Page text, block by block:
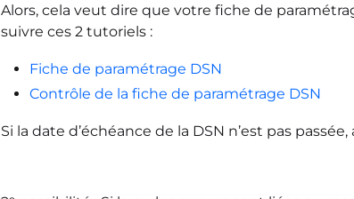
Alors, cela veut dire que votre fiche de
suivre ces 2 tutoriels :
Fiche de paramétrage DSN
Contrôle de la fiche de paramétrage DSN
Si la date d’échéance de la DSN n’est pas